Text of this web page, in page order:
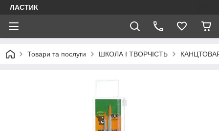
ЛАСТИК
Товари та послуги ШКОЛА І ТВОРЧІСТЬ